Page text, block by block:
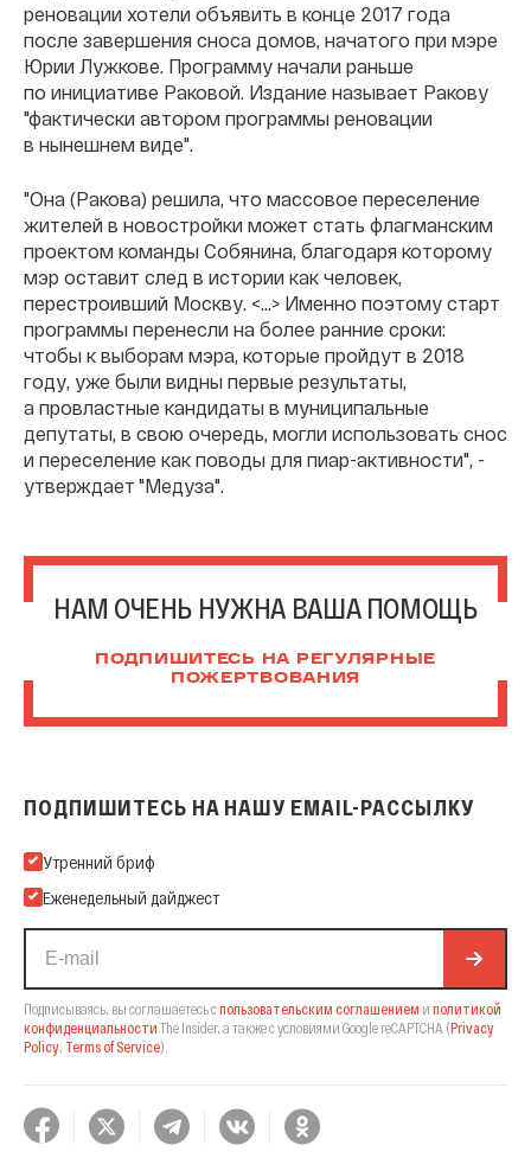
реновации хотели объявить в конце 2017 года
после завершения сноса домов, начатого при мэре
Юрии Лужкове. Программу начали раньше
по инициативе Раковой. Издание называет Ракову
"фактически автором программы реновации
в нынешнем виде".
"Она (Ракова) решила, что массовое переселение
жителей в новостройки может стать флагманским
проектом команды Собянина, благодаря которому
мэр оставит след в истории как человек,
перестроивший Москву. <...> Именно поэтому старт
программы перенесли на более ранние сроки:
чтобы к выборам мэра, которые пройдут в 2018
году, уже были видны первые результаты,
а провластные кандидаты в муниципальные
депутаты, в свою очередь, могли использовать снос
и переселение как поводы для пиар-активности", -
утверждает "Медуза".
НАМ ОЧЕНЬ НУЖНА ВАША ПОМОЩЬ
ПОДПИШИТЕСЬ НА РЕГУЛЯРНЫЕ
ПОЖЕРТВОВАНИЯ
ПОДПИШИТЕСЬ НА НАШУ EMAIL-РАССЫЛКУ
Подпишитесь на нашу Email-рассылку
Утренний бриф
Еженедельный дайджест
Подписываясь, вы соглашаетесь спользовательским соглашением и политикой
конфиденциальности The Insider, а также с условиями Google reCAPTCHA (Privacy
Policy Terms of Service).